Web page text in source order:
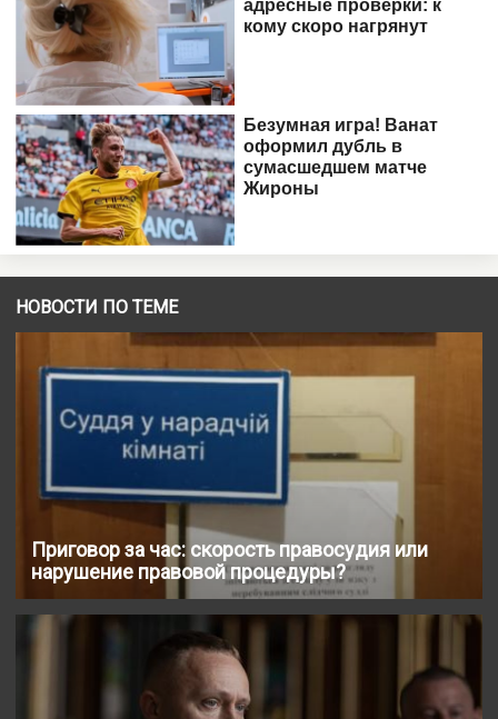
НОВОСТИ ПО ТЕМЕ
Приговор за час: скорость правосудия или
нарушение правовой процедуры?